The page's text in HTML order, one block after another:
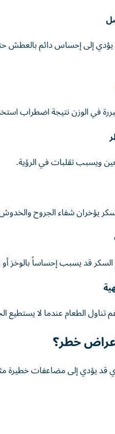
يؤدي إلى إحساس دائم
في الوزن نتيجة اضطراب
ويسبب تقلبات في الرؤية.
يؤخران شفاء الجروح
قد يسبب إحساساً بالوخز أو
تناول الطعام عندما لا
خطر؟
قد يؤدي إلى مضاعفات خطيرة